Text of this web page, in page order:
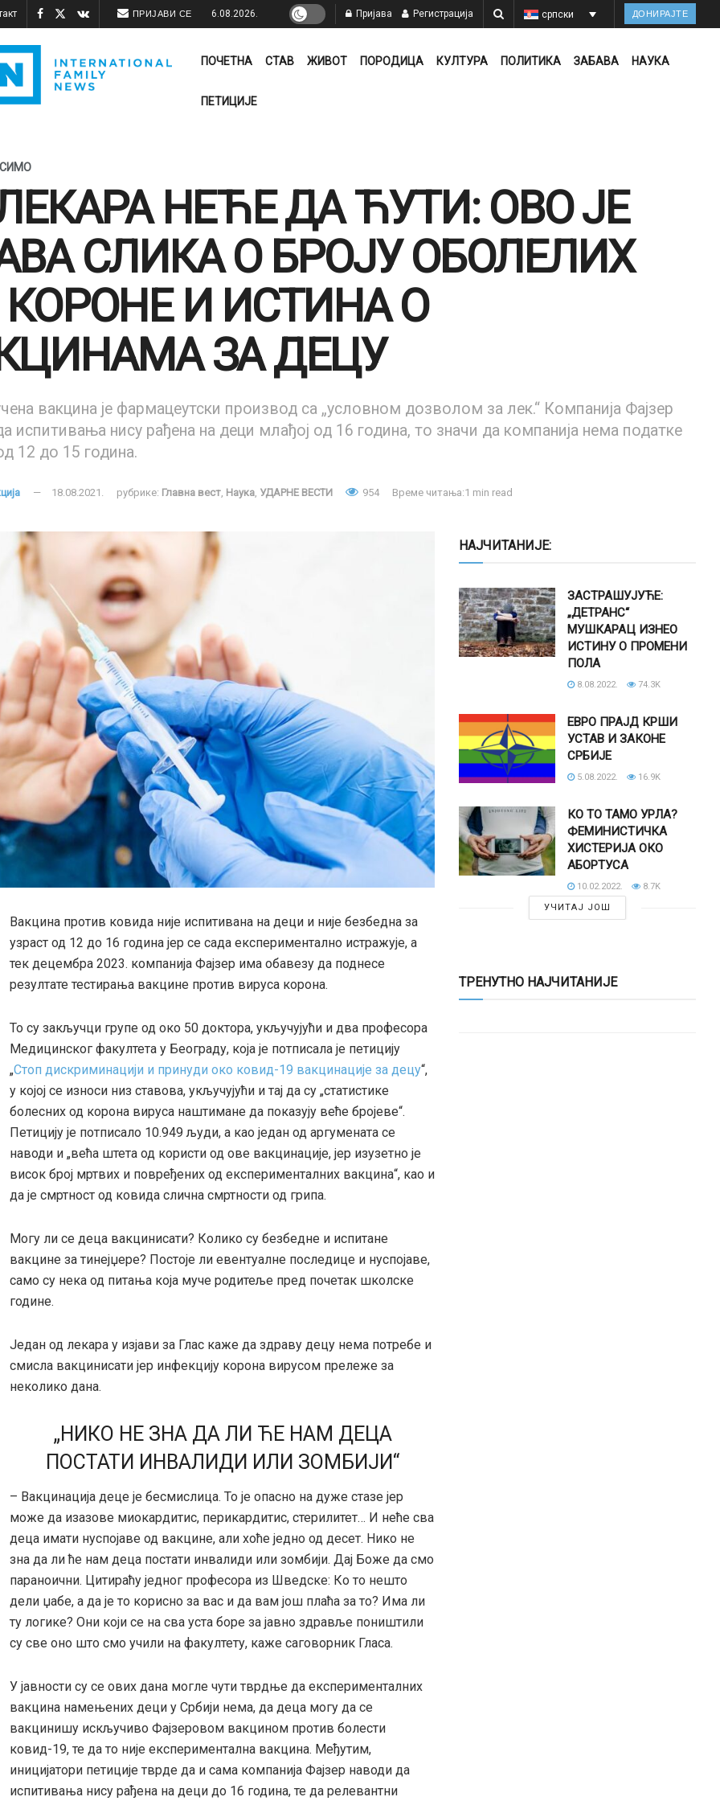
ПРИЈАВИ СЕ 6.08.2026. Пријава Регистрација српски ДОНИРАЈТЕ
ПОЧЕТНА СТАВ ЖИВОТ ПОРОДИЦА КУЛТУРА ПОЛИТИКА ЗАБАВА НАУКА
ПЕТИЦИЈЕ
НЕЋЕ ДА ЋУТИ: ОВО ЈЕ
СЛИКА О БРОЈУ ОБОЛЕЛИХ
И ИСТИНА О
ЗА ДЕЦУ
вакцина је фармацеутски производ са „условном дозволом за лек.“ Компанија Фајзер
испитивања нису рађена на деци млађој од 16 година, то значи да компанија нема податке
12 до 15 година.
18.08.2021. рубрике: Главна вест, Наука, УДАРНЕ ВЕСТИ 954 Време читања:1 min read
Вакцина против ковида није испитивана на деци и није безбедна за
узраст од 12 до 16 година јер се сада експериментално истражује, а
тек децембра 2023. компанија Фајзер има обавезу да поднесе
резултате тестирања вакцине против вируса корона.
То су закључци групе од око 50 доктора, укључујући и два професора
Медицинског факултета у Београду, која је потписала је петицију
„Стоп дискриминацији и принуди око ковид-19 вакцинације за децу“,
у којој се износи низ ставова, укључујући и тај да су „статистике
болесних од корона вируса наштимане да показују веће бројеве“.
Петицију је потписало 10.949 људи, а као један од аргумената се
наводи и „већа штета од користи од ове вакцинације, јер изузетно је
висок број мртвих и повређених од експерименталних вакцина“, као и
да је смртност од ковида слична смртности од грипа.
Могу ли се деца вакцинисати? Колико су безбедне и испитане
вакцине за тинејџере? Постоје ли евентуалне последице и нуспојаве,
само су нека од питања која муче родитеље пред почетак школске
године.
Један од лекара у изјави за Глас каже да здраву децу нема потребе и
смисла вакцинисати јер инфекцију корона вирусом прележе за
неколико дана.
„НИКО НЕ ЗНА ДА ЛИ ЋЕ НАМ ДЕЦА
ПОСТАТИ ИНВАЛИДИ ИЛИ ЗОМБИЈИ“
– Вакцинација деце је бесмислица. То је опасно на дуже стазе јер
може да изазове миокардитис, перикардитис, стерилитет… И неће сва
деца имати нуспојаве од вакцине, али хоће једно од десет. Нико не
зна да ли ће нам деца постати инвалиди или зомбији. Дај Боже да смо
параноични. Цитираћу једног професора из Шведске: Ко то нешто
дели џабе, а да је то корисно за вас и да вам још плаћа за то? Има ли
ту логике? Они који се на сва уста боре за јавно здравље поништили
су све оно што смо учили на факултету, каже саговорник Гласа.
У јавности су се ових дана могле чути тврдње да експерименталних
вакцина намењених деци у Србији нема, да деца могу да се
вакцинишу искључиво Фајзеровом вакцином против болести
ковид-19, те да то није експериментална вакцина. Међутим,
иницијатори петиције тврде да и сама компанија Фајзер наводи да
испитивања нису рађена на деци до 16 година, те да релевантни
НАЈЧИТАНИЈЕ:
ЗАСТРАШУЈУЋЕ:
„ДЕТРАНС“
МУШКАРАЦ ИЗНЕО
ИСТИНУ О ПРОМЕНИ
ПОЛА
8.08.2022. 74.3K
ЕВРО ПРАЈД КРШИ
УСТАВ И ЗАКОНЕ
СРБИЈЕ
5.08.2022. 16.9K
КО ТО ТАМО УРЛА?
ФЕМИНИСТИЧКА
ХИСТЕРИЈА ОКО
АБОРТУСА
10.02.2022.
8.7K
УЧИТАЈ ЈОШ
ТРЕНУТНО НАЈЧИТАНИЈЕ